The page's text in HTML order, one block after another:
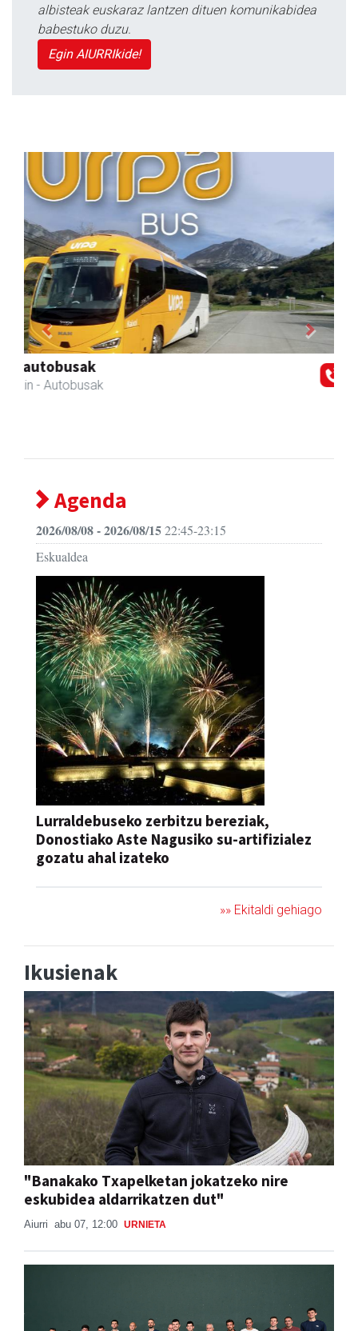
albisteak euskaraz lantzen dituen komunikabidea
babestuko duzu.
Egin AIURRIkide!
Hiru Jatetxea
Andoain - Tabernak
Previous Next
Agenda
2026/08/08 - 2026/08/1522:45-23:15
Eskualdea
Lurraldebuseko zerbitzu bereziak,
Donostiako Aste Nagusiko su-artifizialez
gozatu ahal izateko
»» Ekitaldi gehiago
Ikusienak
"Banakako Txapelketan jokatzeko nire
eskubidea aldarrikatzen dut"
Aiurri abu 07, 12:00 URNIETA